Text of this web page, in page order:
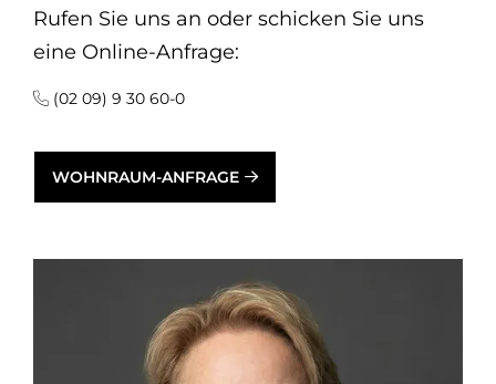
Rufen Sie uns an oder schicken Sie uns
eine Online-Anfrage:
(02 09) 9 30 60-0
WOHNRAUM-ANFRAGE